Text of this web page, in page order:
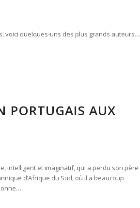
voici quelques-uns des plus grands auteurs…
PORTUGAIS AUX
intelligent et imaginatif, qui a perdu son père
d’Afrique du Sud, où il a beaucoup